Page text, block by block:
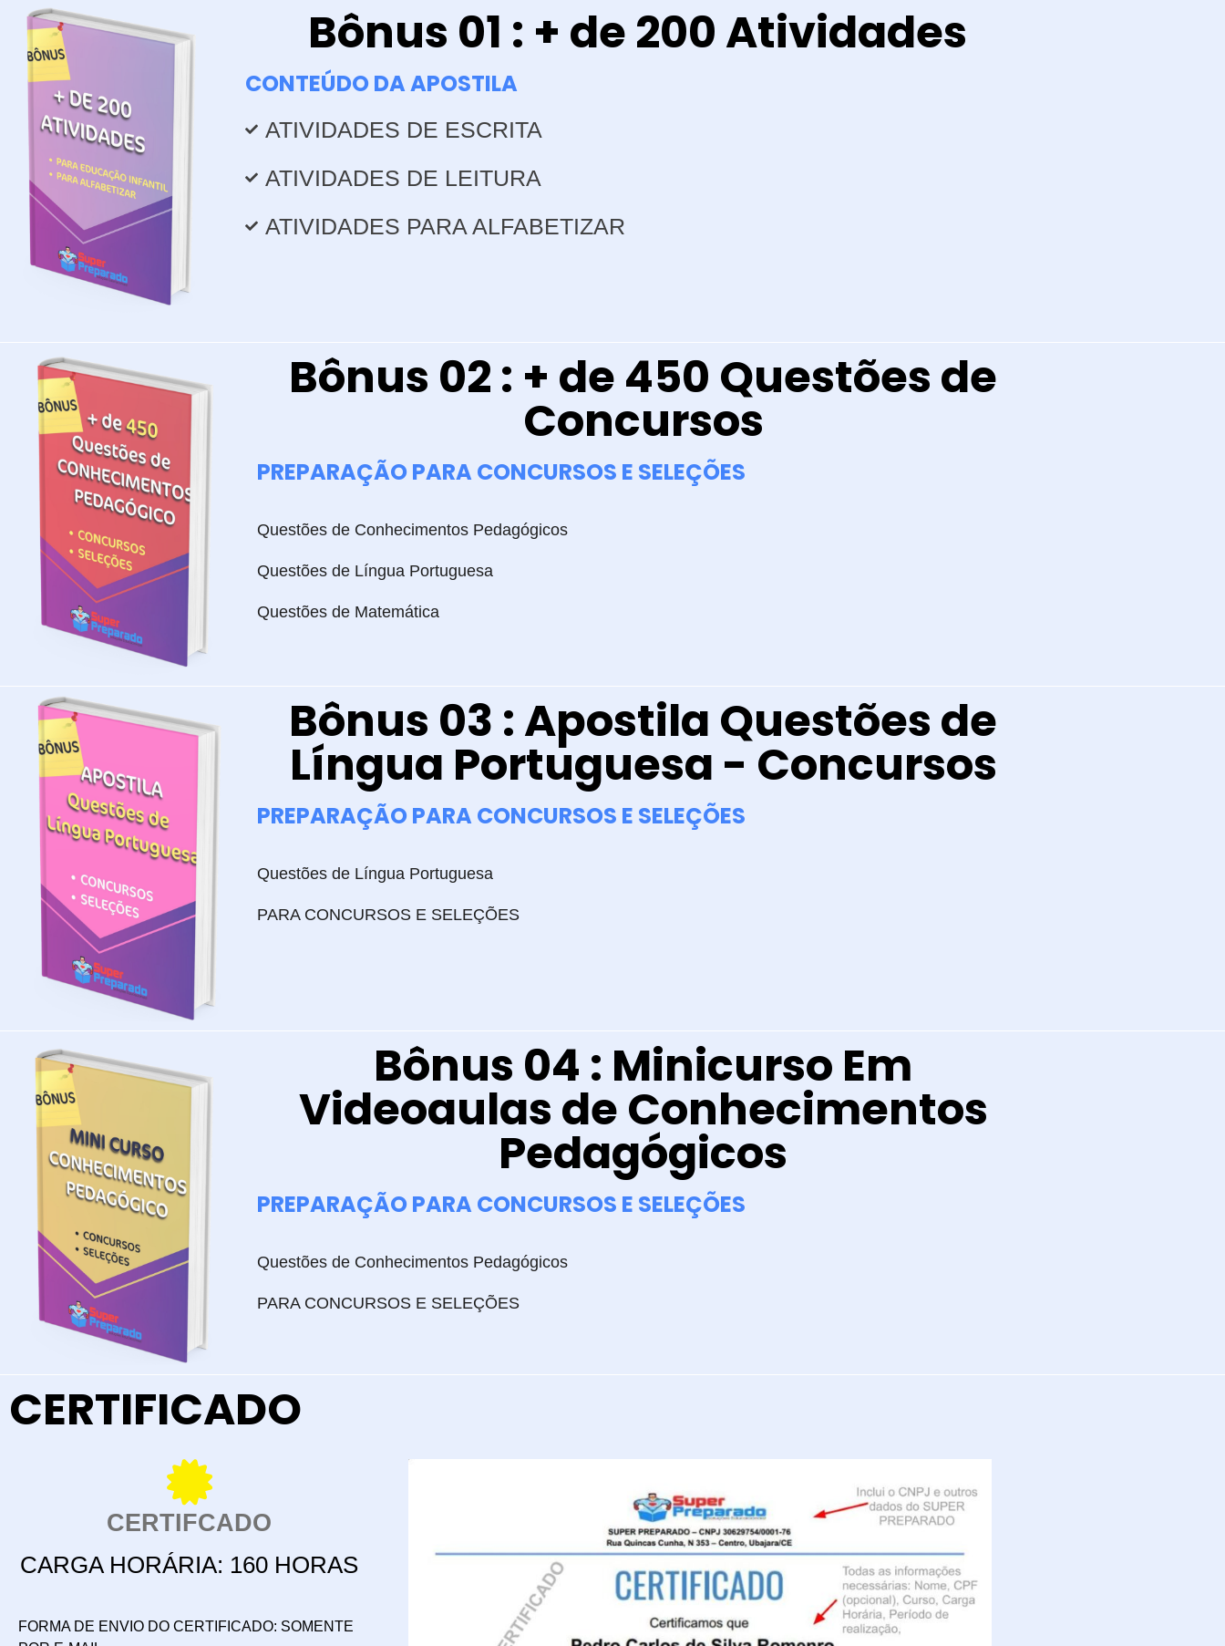
Bônus 01 : + de 200 Atividades
CONTEÚDO DA APOSTILA
ATIVIDADES DE ESCRITA
ATIVIDADES DE LEITURA
ATIVIDADES PARA ALFABETIZAR
Bônus 02 : + de 450 Questões de
Concursos
PREPARAÇÃO PARA CONCURSOS E SELEÇÕES
Questões de Conhecimentos Pedagógicos
Questões de Língua Portuguesa
Questões de Matemática
Bônus 03 : Apostila Questões de
Língua Portuguesa - Concursos
PREPARAÇÃO PARA CONCURSOS E SELEÇÕES
Questões de Língua Portuguesa
PARA CONCURSOS E SELEÇÕES
Bônus 04 : Minicurso Em
Videoaulas de Conhecimentos
Pedagógicos
PREPARAÇÃO PARA CONCURSOS E SELEÇÕES
Questões de Conhecimentos Pedagógicos
PARA CONCURSOS E SELEÇÕES
CERTIFICADO
CERTIFCADO
CARGA HORÁRIA: 160 HORAS
FORMA DE ENVIO DO CERTIFICADO: SOMENTE